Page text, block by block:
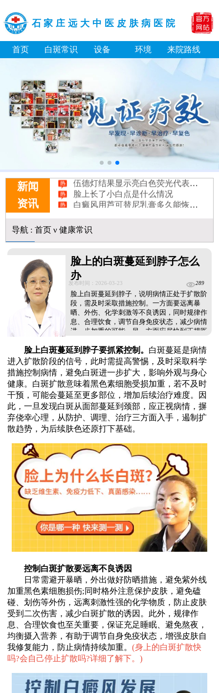
石家庄远大中医皮肤病医院
首页 白斑常识 设备 环境 来院路线
新闻
资讯
白癜风长期用激素药膏会有副作用吗
伍德灯结果显示亮白色荧光代表什么意思
脸上长了小白点是什么情况
白癜风用芦可替尼乳膏多久能恢复正常色
身体黑色素缺失是什么原因造成的
石家庄远大中医皮肤病医院看白斑好吗
白癜风早期是什么症状图片
导航: 首页ν 健康常识
脸上的白斑蔓延到脖子怎么
办
发布时间：2026-03-23 289
脸上白斑蔓延到脖子，说明病情正处于扩散阶
段，需及时采取措施控制。一方面要远离暴
晒、外伤、化学刺激等不良诱因，同时规律作
息、合理饮食，调节自身免疫状态，减少病情
进一步加重的可能。另一方面应尽快到正规医
疗，抑制白斑扩散并促进黑色素细胞再生。将
日常防护与规范治疗结合起来，全面控制病
情，帮助肤色还原。...
脸上白斑蔓延到脖子要抓紧控制。 白斑蔓延是病情
进入扩散阶段的信号，此时需提高警惕，及时采取科学
措施控制病情，避免白斑进一步扩大，影响外观与身心
健康。白斑扩散意味着黑色素细胞受损加重，若不及时
干预，可能会蔓延至更多部位，增加后续治疗难度。因
此，一旦发现白斑从面部蔓延到颈部，应正视病情，摒
弃侥幸心理，从防护、调理、治疗三方面入手，遏制扩
散趋势，为后续肤色还原打下基础。
控制白斑扩散要远离不良诱因
日常需避开暴晒，外出做好防晒措施，避免紫外线
加重黑色素细胞损伤;同时格外注意保护皮肤，避免磕
碰、划伤等外伤，远离刺激性强的化学物质，防止皮肤
受到二次伤害，减少白斑扩散的诱因。此外，规律作
息、合理饮食也至关重要，保证充足睡眠、避免熬夜，
均衡摄入营养，有助于调节自身免疫状态，增强皮肤自
我修复能力，防止病情持续加重。 (身上的白斑扩散快
吗?会自己停止扩散吗?详细了解下。 )